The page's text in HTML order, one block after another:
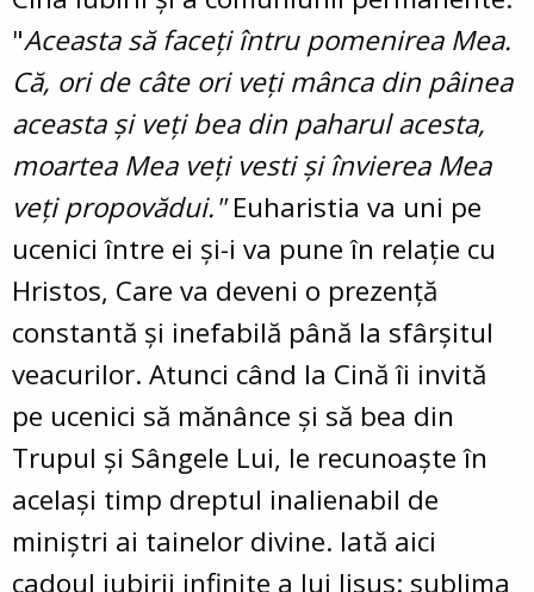
"Aceasta să faceţi întru pomenirea Mea.
Că, ori de câte ori veţi mânca din pâinea
aceasta şi veţi bea din paharul acesta,
moartea Mea veţi vesti şi învierea Mea
veţi propovădui."Euharistia va uni pe
ucenici între ei şi-i va pune în relaţie cu
Hristos, Care va deveni o prezenţă
constantă şi inefabilă până la sfârşitul
veacurilor. Atunci când la Cină îi invită
pe ucenici să mănânce şi să bea din
Trupul şi Sângele Lui, le recunoaşte în
acelaşi timp dreptul inalienabil de
miniştri ai tainelor divine. Iată aici
cadoul iubirii infinite a lui Iisus: sublima